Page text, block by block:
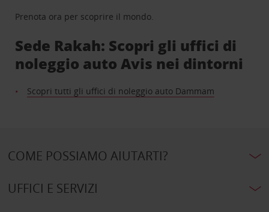
Prenota ora per scoprire il mondo.
Sede Rakah: Scopri gli uffici di
noleggio auto Avis nei dintorni
Scopri tutti gli uffici di noleggio auto Dammam
COME POSSIAMO AIUTARTI?
UFFICI E SERVIZI